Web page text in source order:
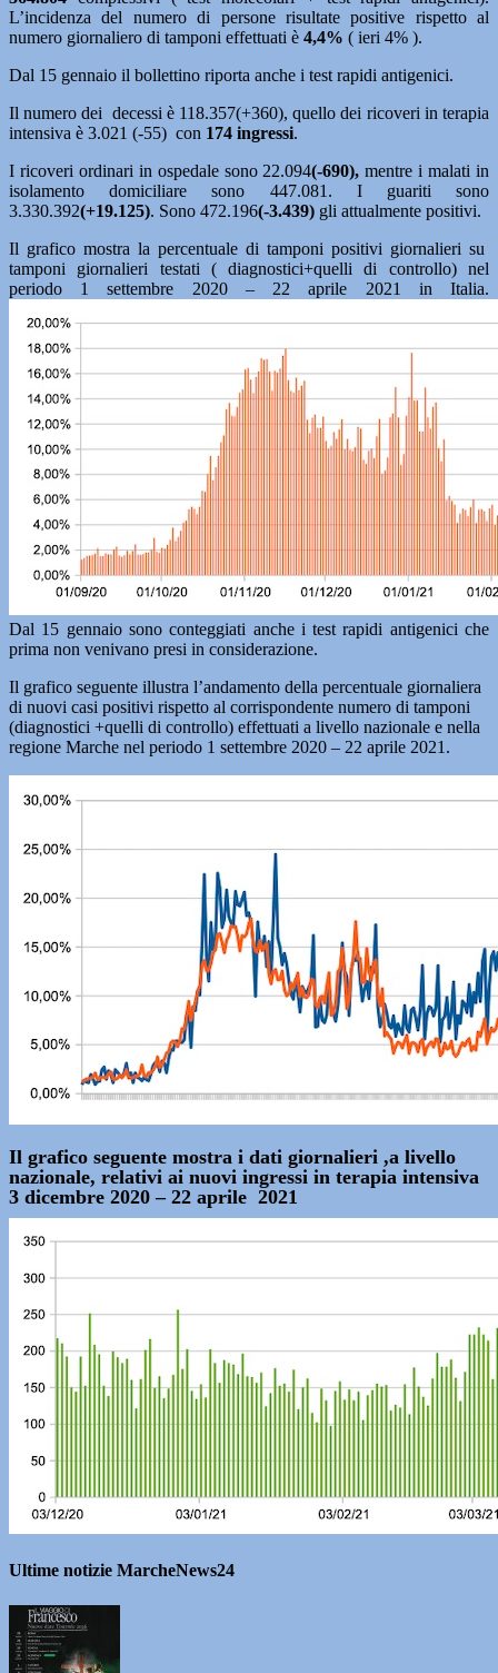
L’incidenza del numero di persone risultate positive rispetto al
numero giornaliero di tamponi effettuati è 4,4% ( ieri 4% ).
Dal 15 gennaio il bollettino riporta anche i test rapidi antigenici.
Il numero dei decessi è 118.357(+360), quello dei ricoveri in terapia
intensiva è 3.021 (-55) con 174 ingressi.
I ricoveri ordinari in ospedale sono 22.094(-690), mentre i malati in
isolamento domiciliare sono 447.081. I guariti sono
3.330.392(+19.125). Sono 472.196(-3.439) gli attualmente positivi.
Il grafico mostra la percentuale di tamponi positivi giornalieri su
tamponi giornalieri testati ( diagnostici+quelli di controllo) nel
periodo 1 settembre 2020 – 22 aprile 2021 in Italia.
Dal 15 gennaio sono conteggiati anche i test rapidi antigenici che
prima non venivano presi in considerazione.
Il grafico seguente illustra l’andamento della percentuale giornaliera
di nuovi casi positivi rispetto al corrispondente numero di tamponi
(diagnostici +quelli di controllo) effettuati a livello nazionale e nella
regione Marche nel periodo 1 settembre 2020 – 22 aprile 2021.
Il grafico seguente mostra i dati giornalieri ,a livello
nazionale, relativi ai nuovi ingressi in terapia intensiva
3 dicembre 2020 – 22 aprile 2021
Ultime notizie MarcheNews24